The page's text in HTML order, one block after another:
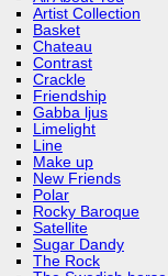
Artist Collection
Basket
Chateau
Contrast
Crackle
Friendship
Gabba ljus
Limelight
Line
Make up
New Friends
Polar
Rocky Baroque
Satellite
Sugar Dandy
The Rock